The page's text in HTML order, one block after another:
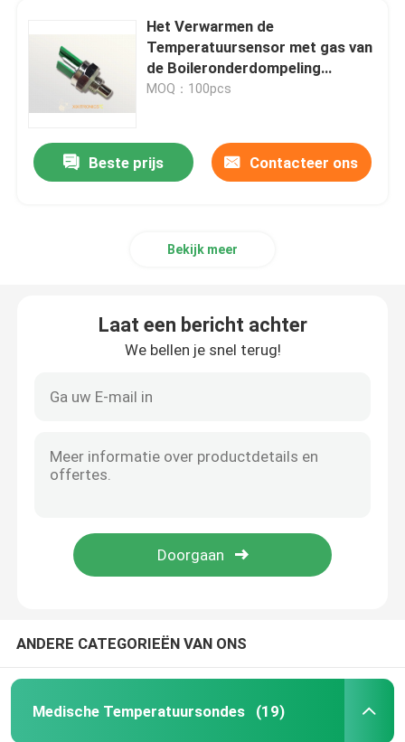
Het Verwarmen de
Temperatuursensor met gas van
de Boileronderdompeling
Gemakkelijk om MFL-Reeks te
MOQ：100pcs
Beste prijs Contacteer ons
Bekijk meer
Laat een bericht achter
We bellen je snel terug!
ANDERE CATEGORIEËN VAN ONS
Medische Temperatuursondes (19)